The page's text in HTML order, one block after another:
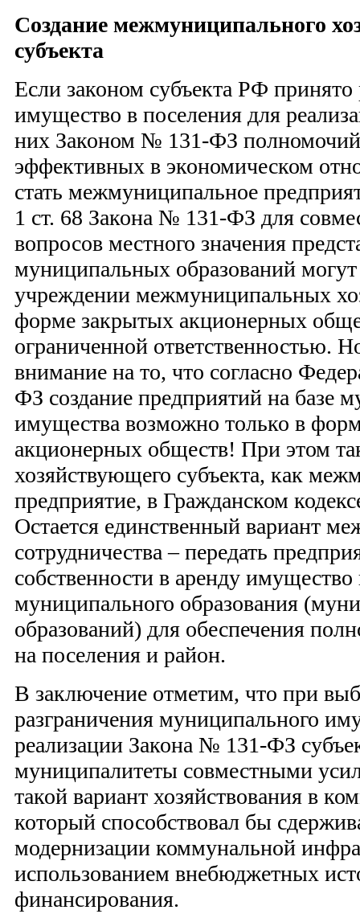
Создание межмуниципального
субъекта
Если законом субъекта РФ принято
имущество в поселения для
них Законом № 131-ФЗ
эффективных в экономическом
стать межмуниципальное
1 ст. 68 Закона № 131-ФЗ для
вопросов местного значения
муниципальных образований
учреждении межмуниципальных
форме закрытых акционерных
ограниченной ответственностью.
внимание на то, что согласно
ФЗ создание предприятий на базе
имущества возможно только в
акционерных обществ! При этом
хозяйствующего субъекта, как
предприятие, в Гражданском
Остается единственный вариант
сотрудничества – передать
собственности в аренду имущество
муниципального образования
образований) для обеспечения
на поселения и район.
В заключение отметим, что при
разграничения муниципального
реализации Закона № 131-ФЗ
муниципалитеты совместными
такой вариант хозяйствования в
который способствовал бы
модернизации коммунальной
использованием внебюджетных
финансирования.